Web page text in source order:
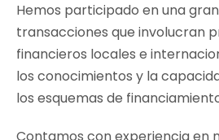
Hemos participado en una
transacciones que involucran
financieros locales e
los conocimientos y la
los esquemas de